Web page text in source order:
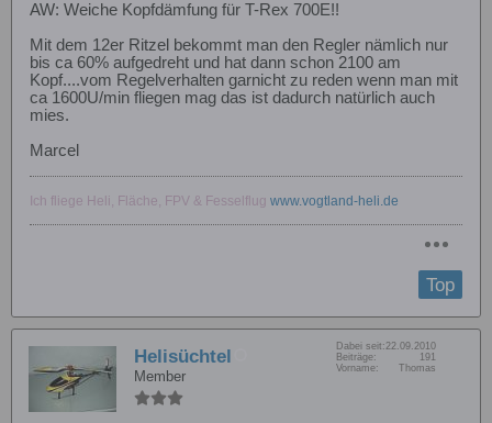
AW: Weiche Kopfdämfung für T-Rex 700E!!
Mit dem 12er Ritzel bekommt man den Regler nämlich nur
bis ca 60% aufgedreht und hat dann schon 2100 am
Kopf....vom Regelverhalten garnicht zu reden wenn man mit
ca 1600U/min fliegen mag das ist dadurch natürlich auch
mies.
Marcel
Ich fliege Heli, Fläche, FPV & Fesselflug www.vogtland-heli.de
Top
Helisüchtel
Member
Dabei seit: 22.09.2010
Beiträge:
191
Vorname:
Thomas